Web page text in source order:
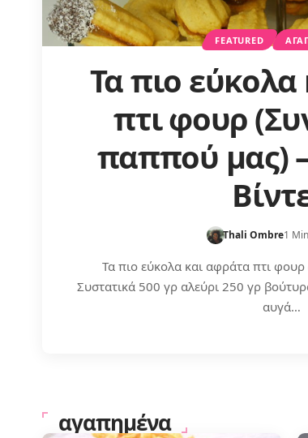
FEATURED
Τα πιο
πτι φουρ
παππού μας)
Thali Ombre1
Τα πιο εύκολα και αφράτα πτι
Συστατικά 500 γρ αλεύρι 250 γρ
αυγά…
αγαπημένα